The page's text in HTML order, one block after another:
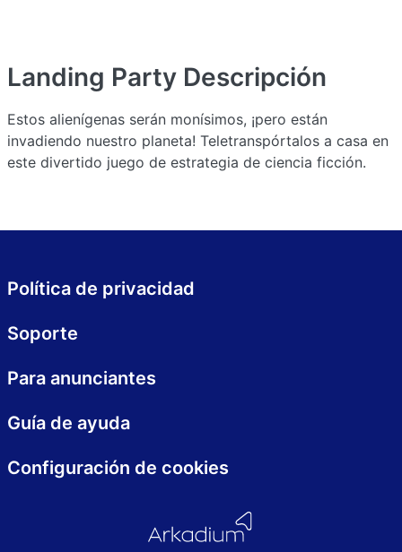
Landing Party Descripción
Estos alienígenas serán monísimos, ¡pero están
invadiendo nuestro planeta! Teletranspórtalos a casa en
este divertido juego de estrategia de ciencia ficción.
Política de privacidad
Soporte
Para anunciantes
Guía de ayuda
Configuración de cookies